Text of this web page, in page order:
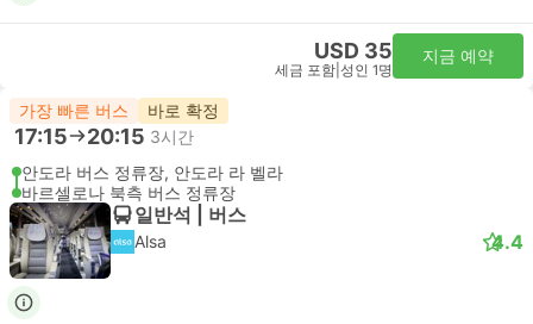
USD 35
세금 포함 성인 1명
지금 예약
가장 빠른 버스 바로 확정
17:15 20:15 3시간
안도라 버스 정류장, 안도라 라 벨라
바르셀로나 북측 버스 정류장
일반석 | 버스
Alsa 4.4